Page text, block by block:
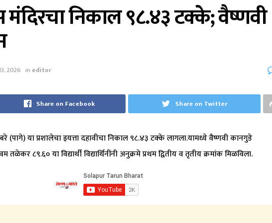
मंदिरचा निकाल ९८.४३ टक्के; वैष्णवी
2026 in editor
Share on Facebook Share on Twitter
(पागे) या प्रशालेचा इयत्ता दहावीचा निकाल ९८.४३ टक्के लागला.यामध्ये वैष्णवी कानगुडे
८९.६० या विद्यार्थी विद्यार्थिनींनी अनुक्रमे प्रथम द्वितीय व तृतीय क्रमांक मिळविला.